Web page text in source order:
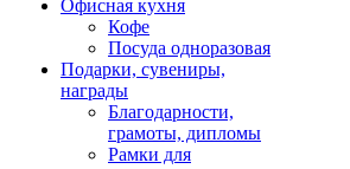
Офисная кухня
Кофе
Посуда одноразовая
Подарки, сувениры,
награды
Благодарности,
грамоты, дипломы
Рамки для